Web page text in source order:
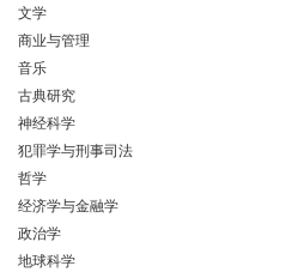
文学
商业与管理
音乐
古典研究
神经科学
犯罪学与刑事司法
哲学
经济学与金融学
政治学
地球科学